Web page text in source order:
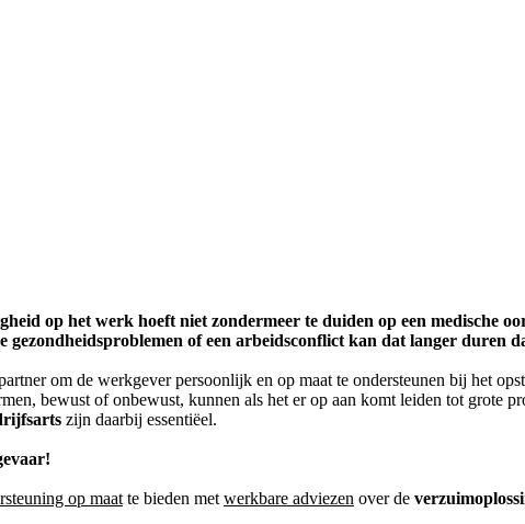
op het werk hoeft niet zondermeer te duiden op een medische
gezondheidsproblemen of een arbeidsconflict kan dat langer duren
om de werkgever persoonlijk en op maat te ondersteunen bij het
bewust of onbewust, kunnen als het er op aan komt leiden tot grote
zijn daarbij essentiëel.
op maat te bieden met werkbare adviezen over de